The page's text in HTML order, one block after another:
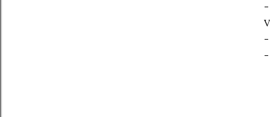
-